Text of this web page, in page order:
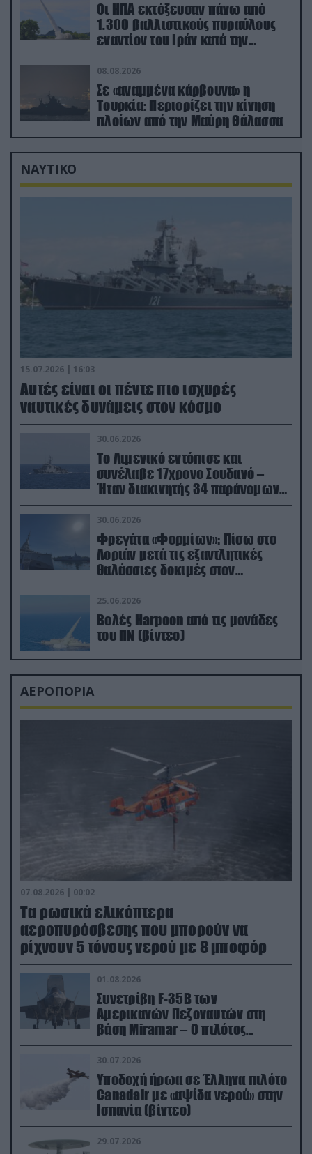
Οι ΗΠΑ εκτόξευσαν πάνω από
1.300 βαλλιστικούς πυραύλους
εναντίον του Ιράν κατά την
διάρκεια του πολέμου
08.08.2026
Σε «αναμμένα κάρβουνα» η
Τουρκία: Περιορίζει την κίνηση
πλοίων από την Μαύρη Θάλασσα
ΝΑΥΤΙΚΟ
15.07.2026 | 16:03
Aυτές είναι οι πέντε πιο ισχυρές
ναυτικές δυνάμεις στον κόσμο
30.06.2026
Το Λιμενικό εντόπισε και
συνέλαβε 17χρονο Σουδανό –
Ήταν διακινητής 34 παράνομων
μεταναστών
30.06.2026
Φρεγάτα «Φορμίων»: Πίσω στο
Λοριάν μετά τις εξαντλητικές
θαλάσσιες δοκιμές στον
απαιτητικό Βισκαϊκό
25.06.2026
Βολές Harpoon από τις μονάδες
του ΠΝ (βίντεο)
ΑΕΡΟΠΟΡΙΑ
07.08.2026 | 00:02
Τα ρωσικά ελικόπτερα
αεροπυρόσβεσης που μπορούν να
ρίχνουν 5 τόνους νερού με 8 μποφόρ
01.08.2026
Συνετρίβη F-35B των
Αμερικανών Πεζοναυτών στη
βάση Miramar – Ο πιλότος
εκτινάχθηκε εγκαίρως
30.07.2026
Υποδοχή ήρωα σε Έλληνα πιλότο
Canadair με «αψίδα νερού» στην
Ισπανία (βίντεο)
29.07.2026